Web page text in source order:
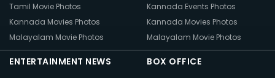
Tamil Movie Photos
Kannada Movies Photos
Malayalam Movie Photos
Kannada Events Photos
Kannada Movies Photos
Malayalam Movie Photos
ENTERTAINMENT NEWS BOX OFFICE